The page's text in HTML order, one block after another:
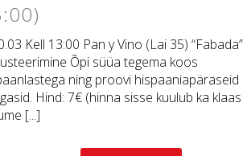
Kell 13:00 Pan y Vino (Lai 35) “Fabada”
Õpi süüa tegema koos
ning proovi hispaaniapäraseid
Hind: 7€ (hinna sisse kuulub ka
[...]